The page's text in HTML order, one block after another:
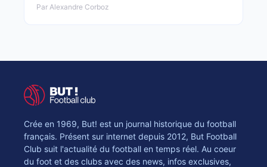
Par Alexandre Corboz
Crée en 1969, But! est un journal historique du football
français. Présent sur internet depuis 2012, But Football
Club suit l'actualité du football en temps réel. Au coeur
du foot et des clubs avec des news, infos exclusives,